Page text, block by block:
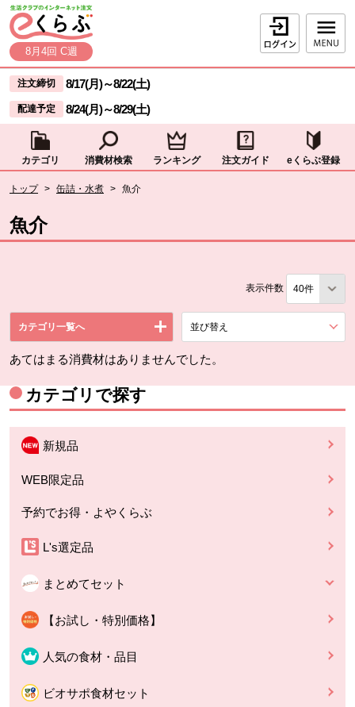
ページの先頭です。
本文へジャンプする。
8月4回 C週
ログイン
ここからサイト内共通メニューです。
サイト内共通メニューをスキップする
注文締切 8/17(月)～8/22(土)
配達予定 8/24(月)～8/29(土)
カテゴリ 消費材検索 ランキング 注文ガイド eくらぶ登録
トップ > 缶詰・水煮 > 魚介
魚介
表示件数
カテゴリ一覧へ 並び替え
あてはまる消費材はありませんでした。
カテゴリで探す
新規品
WEB限定品
予約でお得・よやくらぶ
L's選定品
まとめてセット
【お試し・特別価格】
人気の食材・品目
ビオサポ食材セット